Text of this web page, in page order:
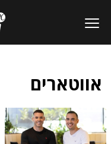
אווטארים